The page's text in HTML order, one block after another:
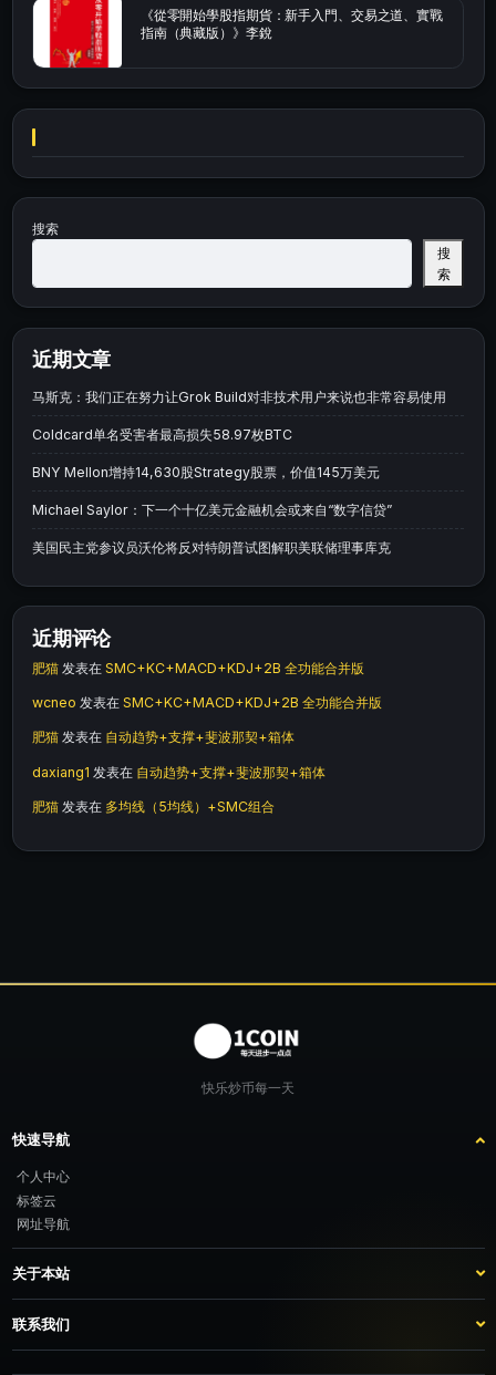
《從零開始學股指期貨：新手入門、交易之道、實戰
指南（典藏版）》李銳
搜索
搜
索
近期文章
马斯克：我们正在努力让Grok Build对非技术用户来说也非常容易使用
Coldcard单名受害者最高损失58.97枚BTC
BNY Mellon增持14,630股Strategy股票，价值145万美元
Michael Saylor：下一个十亿美元金融机会或来自“数字信贷”
美国民主党参议员沃伦将反对特朗普试图解职美联储理事库克
近期评论
肥猫 发表在 SMC+KC+MACD+KDJ+2B 全功能合并版
wcneo 发表在 SMC+KC+MACD+KDJ+2B 全功能合并版
肥猫 发表在 自动趋势+支撑+斐波那契+箱体
daxiang1 发表在 自动趋势+支撑+斐波那契+箱体
肥猫 发表在 多均线（5均线）+SMC组合
快乐炒币每一天
快速导航
个人中心
标签云
网址导航
关于本站
站点介绍
客服咨询
推广计划
联系我们
TG：@feimao2024 QQ：3261605442 微信：moto001com 新浪微博：不